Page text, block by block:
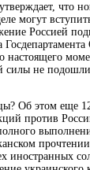
что
могут
Россией
настоящего
силы не
Об этом еще
против
иностранных